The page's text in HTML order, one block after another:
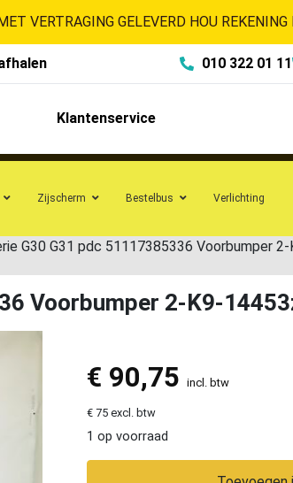
VERTRAGING GELEVERD HOU
010 322 01 11
Klantenservice
Zijscherm Bestelbus Verlichting
G30 G31 pdc 51117385336 Voorbumper
Voorbumper 2-K9-
€ 90,75 incl. btw
€ 75 excl. btw
1 op voorraad